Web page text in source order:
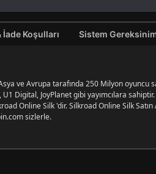
İade Koşulları Sistem
ve Avrupa tarafında 250 Milyon oyuncu
Digital, JoyPlanet gibi yayımcılara
Online Silk 'dir. Silkroad Online Silk
sizlerle.